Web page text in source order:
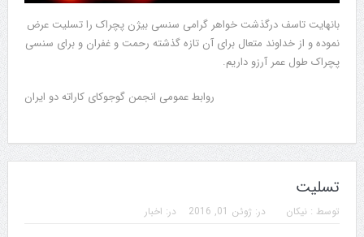
بانهایت تاسف درگذشت خواهر گرامی سنسی بیژن پچراک را تسلیت عرض
نموده و از خداوند متعال برای آن تازه گذشته رحمت و غفران و برای سنسی
پچراک طول عمر آرزو داریم.
روابط عمومی انجمن گوجوکای کاراته دو ایران
تسلیت
توسط : نیکان در: ژوئن 01, 2016 در: اخبار